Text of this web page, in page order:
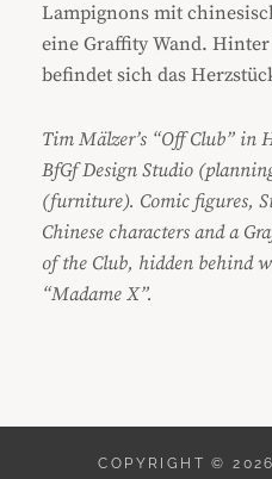
Lampignons mit
eine Graffity Wand.
befindet sich das
Tim Mälzer’s “Off Club” in
BfGf Design Studio
(furniture). Comic figures,
Chinese characters and a
of the Club, hidden behind
“Madame X”.
COPYRIGHT ©